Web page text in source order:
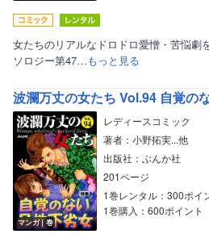
女たちのリアルなドロドロ愛憎・苦悩
ソロジー第47…もっと見る
波瀾万丈の女たち Vol.94 自覚の
マンガ｜巻
レディースコミック
著者：小野拓実...他
出版社：ぶんか社
201ページ
1巻レンタル：300ポイ
1巻購入：600ポイント